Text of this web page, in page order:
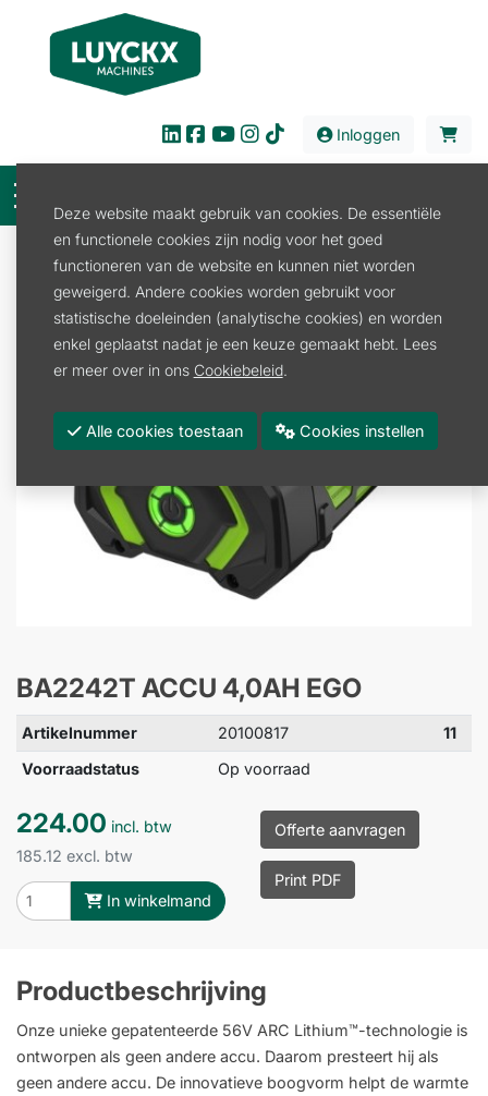
Inloggen
Tuin en Park
Accu en laders
BA2242T ACCU 4,0AH EGO
Artikelnummer 20100817
11
Voorraadstatus
Op voorraad
224.00 incl. btw
185.12 excl. btw
In winkelmand
Offerte aanvragen
Print PDF
Productbeschrijving
Onze unieke gepatenteerde 56V ARC Lithium™-technologie is
ontworpen als geen andere accu. Daarom presteert hij als
geen andere accu. De innovatieve boogvorm helpt de warmte
Deze website maakt gebruik van cookies. De essentiële
en functionele cookies zijn nodig voor het goed
functioneren van de website en kunnen niet worden
geweigerd. Andere cookies worden gebruikt voor
statistische doeleinden (analytische cookies) en worden
enkel geplaatst nadat je een keuze gemaakt hebt. Lees
er meer over in ons Cookiebeleid.
Alle cookies toestaan Cookies instellen